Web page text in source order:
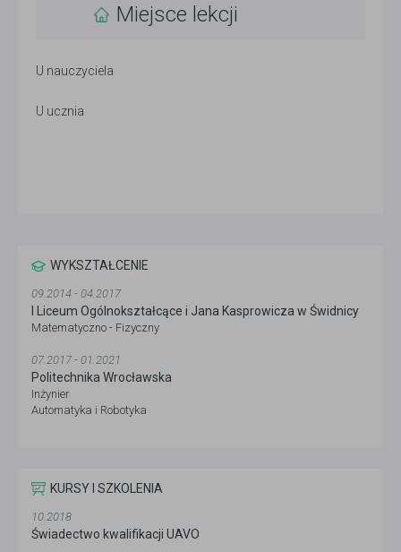
Miejsce lekcji
U nauczyciela
U ucznia
WYKSZTAŁCENIE
09.2014 - 04.2017
I Liceum Ogólnokształcące i Jana Kasprowicza w Świdnicy
Matematyczno - Fizyczny
07.2017 - 01.2021
Politechnika Wrocławska
Inżynier
Automatyka i Robotyka
KURSY I SZKOLENIA
10.2018
Świadectwo kwalifikacji UAVO